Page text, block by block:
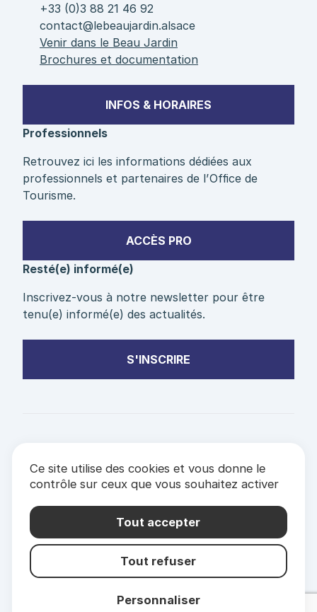
+33 (0)3 88 21 46 92
contact@lebeaujardin.alsace
Venir dans le Beau Jardin
Brochures et documentation
INFOS & HORAIRES
Professionnels
Retrouvez ici les informations dédiées aux
professionnels et partenaires de l’Office de
Tourisme.
ACCÈS PRO
Resté(e) informé(e)
Inscrivez-vous à notre newsletter pour être
tenu(e) informé(e) des actualités.
S'INSCRIRE
& LABELS
Politique de confidentialité
Ce site utilise des cookies et vous donne le
contrôle sur ceux que vous souhaitez activer
Tout accepter
Tout refuser
Personnaliser